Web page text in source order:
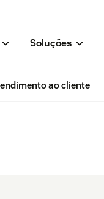
Soluções
ao cliente